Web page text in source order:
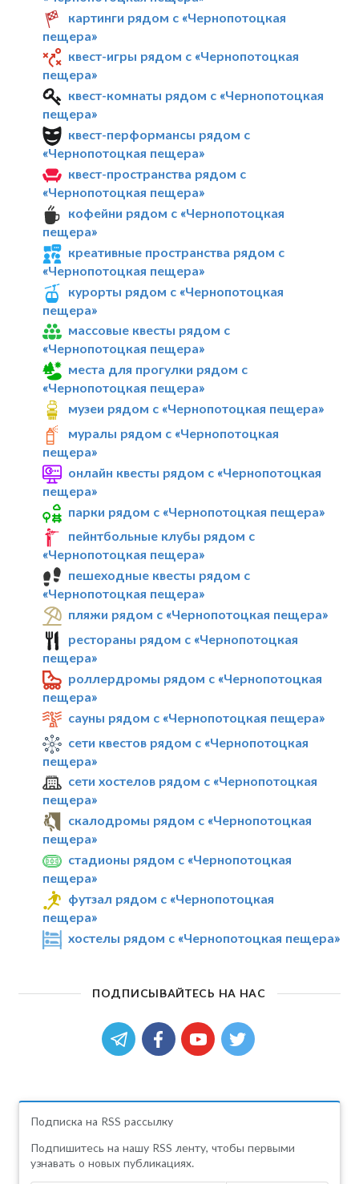
картинги рядом с «Чернопотоцкая
пещера»
квест-игры рядом с «Чернопотоцкая
пещера»
квест-комнаты рядом с «Чернопотоцкая
пещера»
квест-перформансы рядом с
«Чернопотоцкая пещера»
квест-пространства рядом с
«Чернопотоцкая пещера»
кофейни рядом с «Чернопотоцкая
пещера»
креативные пространства рядом с
«Чернопотоцкая пещера»
курорты рядом с «Чернопотоцкая
пещера»
массовые квесты рядом с
«Чернопотоцкая пещера»
места для прогулки рядом с
«Чернопотоцкая пещера»
музеи рядом с «Чернопотоцкая пещера»
муралы рядом с «Чернопотоцкая
пещера»
онлайн квесты рядом с «Чернопотоцкая
пещера»
парки рядом с «Чернопотоцкая пещера»
пейнтбольные клубы рядом с
«Чернопотоцкая пещера»
пешеходные квесты рядом с
«Чернопотоцкая пещера»
пляжи рядом с «Чернопотоцкая пещера»
рестораны рядом с «Чернопотоцкая
пещера»
роллердромы рядом с «Чернопотоцкая
пещера»
сауны рядом с «Чернопотоцкая пещера»
сети квестов рядом с «Чернопотоцкая
пещера»
сети хостелов рядом с «Чернопотоцкая
пещера»
скалодромы рядом с «Чернопотоцкая
пещера»
стадионы рядом с «Чернопотоцкая
пещера»
футзал рядом с «Чернопотоцкая
пещера»
хостелы рядом с «Чернопотоцкая пещера»
ПОДПИСЫВАЙТЕСЬ НА НАС
Подписка на RSS рассылку
Подпишитесь на нашу RSS ленту, чтобы первыми
узнавать о новых публикациях.